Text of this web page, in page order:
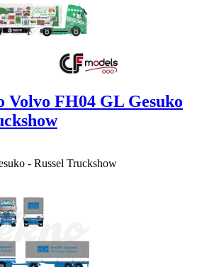
Volvo FH04 GL Gesuko
- Russel Truckshow